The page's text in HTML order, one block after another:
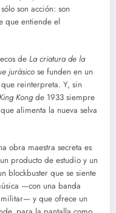
son acción: son
que entiende el
de La criatura de la
jurásico se funden en un
reinterpreta. Y, sin
Kongde 1933 siempre
alimenta la nueva selva
obra maestra secreta es
producto de estudio y un
blockbuster que se siente
—con una banda
y que ofrece un